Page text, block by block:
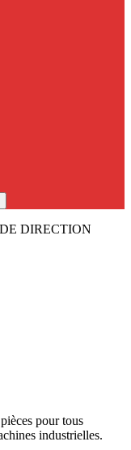
DIRECTION
pour tous
industrielles.